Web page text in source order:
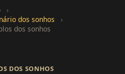
›
dos sonhos
›
dos sonhos
DOS SONHOS